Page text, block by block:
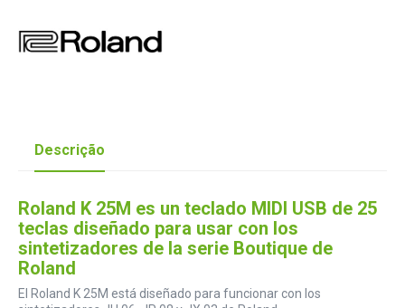
Descrição
Roland K 25M es un teclado MIDI USB de 25
teclas diseñado para usar con los
sintetizadores de la serie Boutique de
Roland
El Roland K 25M está diseñado para funcionar con los